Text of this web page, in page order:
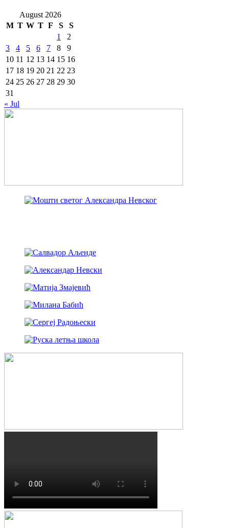
August 2026
M T W T F S
S
1
2
3
4 5 6 7 8
9
10 11 12 13 14 15 16
17 18 19 20 21 22 23
24 25 26 27 28 29 30
31
« Jul